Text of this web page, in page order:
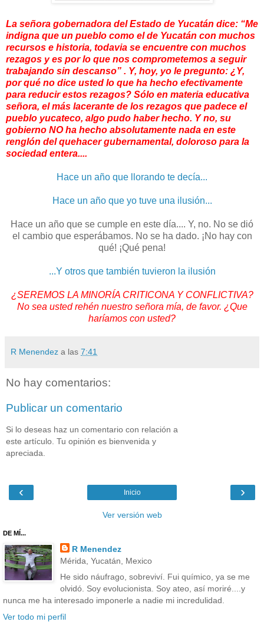
La señora gobernadora del Estado de Yucatán dice: “Me
indigna que un pueblo como el de Yucatán con muchos
recursos e historia, todavia se encuentre con muchos
rezagos y es por lo que nos comprometemos a seguir
trabajando sin descanso” . Y, hoy, yo le pregunto: ¿Y,
por qué no dice usted lo que ha hecho efectivamente
para reducir estos rezagos? Sólo en materia educativa
señora, el más lacerante de los rezagos que padece el
pueblo yucateco, algo pudo haber hecho. Y no, su
gobierno NO ha hecho absolutamente nada en este
renglón del quehacer gubernamental, doloroso para la
sociedad entera....
Hace un año que llorando te decía...
Hace un año que yo tuve una ilusión...
Hace un año que se cumple en este día.... Y, no. No se dió
el cambio que esperábamos. No se ha dado. ¡No hay con
qué! ¡Qué pena!
...Y otros que también tuvieron la ilusión
¿SEREMOS LA MINORÍA CRITICONA Y CONFLICTIVA?
No sea usted rehén nuestro señora mía, de favor. ¿Que
haríamos con usted?
R Menendez a las 7:41
No hay comentarios:
Publicar un comentario
Si lo deseas haz un comentario con relación a
este artículo. Tu opinión es bienvenida y
apreciada.
‹ ›
Inicio
Ver versión web
DE MÍ...
R Menendez
Mérida, Yucatán, Mexico
He sido náufrago, sobreviví. Fui químico, ya se me
olvidó. Soy evolucionista. Soy ateo, así moriré....y
nunca me ha interesado imponerle a nadie mi incredulidad.
Ver todo mi perfil